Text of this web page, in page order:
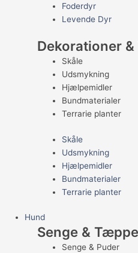
Foderdyr
Levende Dyr
Dekorationer
Skåle
Udsmykning
Hjælpemidler
Bundmaterialer
Terrarie planter
Skåle
Udsmykning
Hjælpemidler
Bundmaterialer
Terrarie planter
Hund
Senge &
Senge & Puder